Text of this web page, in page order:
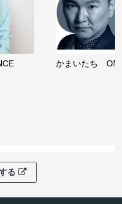
かまいたち
る